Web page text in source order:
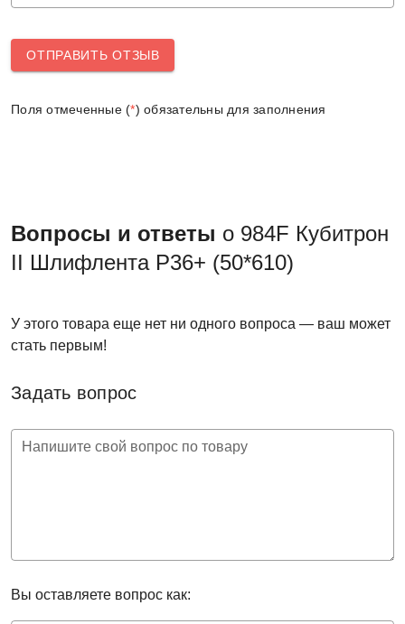
ОТПРАВИТЬ ОТЗЫВ
Поля отмеченные (*) обязательны для заполнения
Вопросы и ответы о 984F Кубитрон
II Шлифлента P36+ (50*610)
Задать вопрос
Напишите свой вопрос по товару
Вы оставляете вопрос как:
У этого товара еще нет ни одного вопроса — ваш может
стать первым!